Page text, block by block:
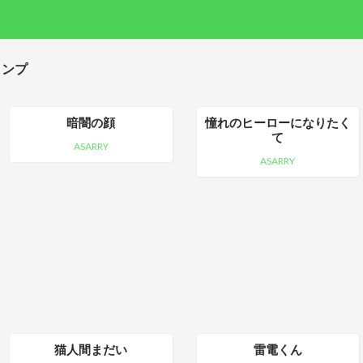
プ
暗闇の顔
ASARRY
憧れのヒーローになりたく
て
ASARRY
猫人間まだい 雷電くん